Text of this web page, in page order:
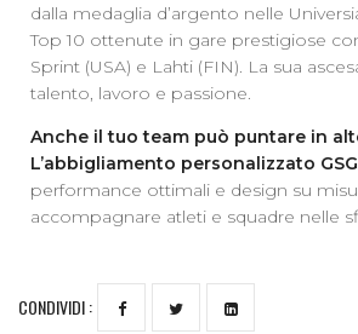
dalla medaglia d’argento nelle
Top 10 ottenute in gare prestigiose
Sprint (USA) e Lahti (FIN). La sua
talento, lavoro e passione.
Anche il tuo team può puntare in
L’abbigliamento personalizzato GSG
performance ottimali e design su
accompagnare atleti e squadre nelle
CONDIVIDI :